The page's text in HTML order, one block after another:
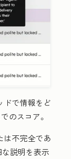
ドで情報をど
のスコア。
は不完全であ
説明を表示